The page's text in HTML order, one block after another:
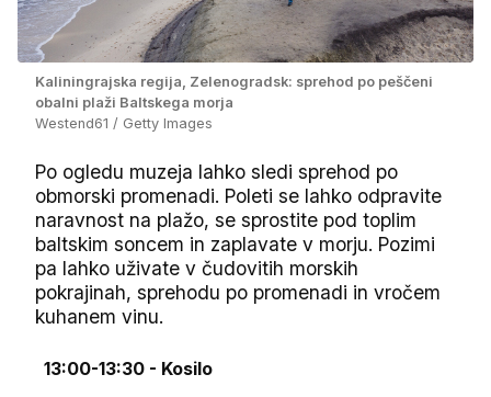
Kaliningrajska regija, Zelenogradsk: sprehod po peščeni
obalni plaži Baltskega morja
Westend61 / Getty Images
Po ogledu muzeja lahko sledi sprehod po
obmorski promenadi. Poleti se lahko odpravite
naravnost na plažo, se sprostite pod toplim
baltskim soncem in zaplavate v morju. Pozimi
pa lahko uživate v čudovitih morskih
pokrajinah, sprehodu po promenadi in vročem
kuhanem vinu.
13:00-13:30 - Kosilo